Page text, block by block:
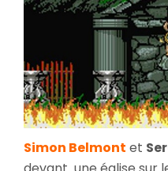
Simon Belmont et